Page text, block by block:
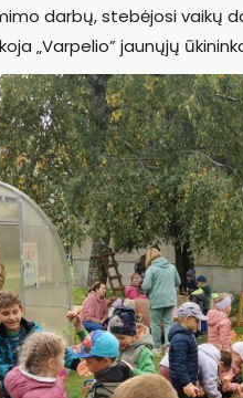
darbų, stebėjosi vaikų
„Varpelio” jaunųjų